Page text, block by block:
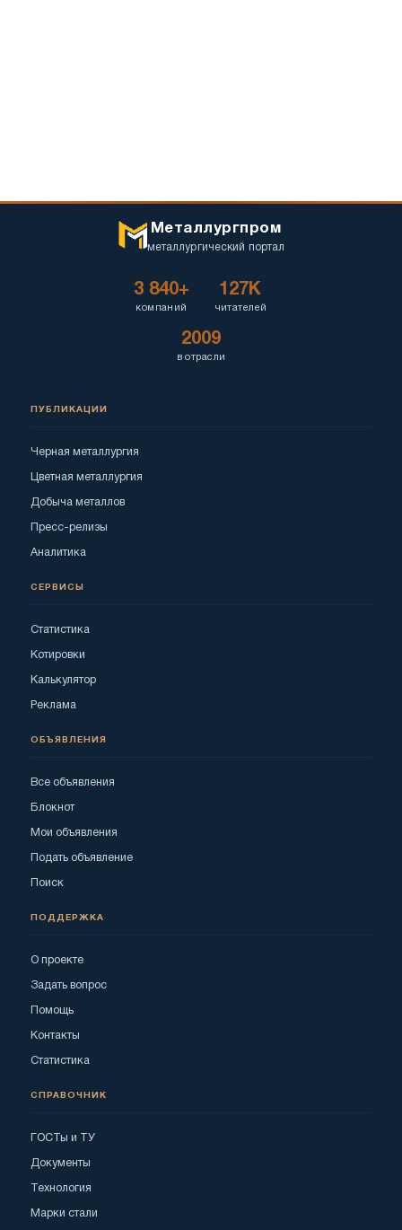
Металлургпром
металлургический портал
3 840+
компаний
127K
читателей
2009
в отрасли
ПУБЛИКАЦИИ
Черная металлургия
Цветная металлургия
Добыча металлов
Пресс-релизы
Аналитика
СЕРВИСЫ
Статистика
Котировки
Калькулятор
Реклама
ОБЪЯВЛЕНИЯ
Все объявления
Блокнот
Мои объявления
Подать объявление
Поиск
ПОДДЕРЖКА
О проекте
Задать вопрос
Помощь
Контакты
Статистика
СПРАВОЧНИК
ГОСТы и ТУ
Документы
Технология
Марки стали